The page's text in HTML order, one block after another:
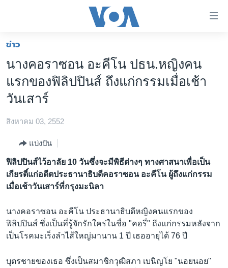
ต่อ
ไป
เนื้อหา
หลัก
ไป
ข้าม
ไป
ค้นหา
โลก
เอเชีย
ไทย
ธุรกิจ
วิทยาศาสตร์
สังคมและสุขภาพ
ตรวจสอบข่าว
เรียนรู้ภาษาอังกฤษ
ข่าว
นางคอราซอน อะคีโน ปธน.หญิงคน
แรกของฟิลิปปินส์ ถึงแก่กรรมเมื่อเช้า
วันเสาร์
สิงหาคม 03, 2552
แบ่งปัน
ฟิลิปปินส์ไว้อาลัย 10 วันซึ่งจะมีพิธีต่างๆ ทางศาสนาเพื่อเป็น
เกียรติ์แก่อดีตประธานาธิบดีคอราซอน อะคีโน ผู้ถึงแก่กรรม
เมื่อเช้าวันเสาร์ที่กรุงมะนิลา
นางคอราซอน อะคีโน ประธานาธิบดีหญิงคนแรกของ
ฟิลิปปินส์ ซึ่งเป็นที่รู้จักรักใคร่ในชื่อ "คอรี่" ถึงแก่กรรมหลังจาก
เป็นโรคมะเร็งลำไส้ใหญ่มานาน 1 ปี เธออายุได้ 76 ปี
บุตรชายของเธอ ซึ่งเป็นสมาชิกวุฒิสภา เบนิญโย "นอยนอย"